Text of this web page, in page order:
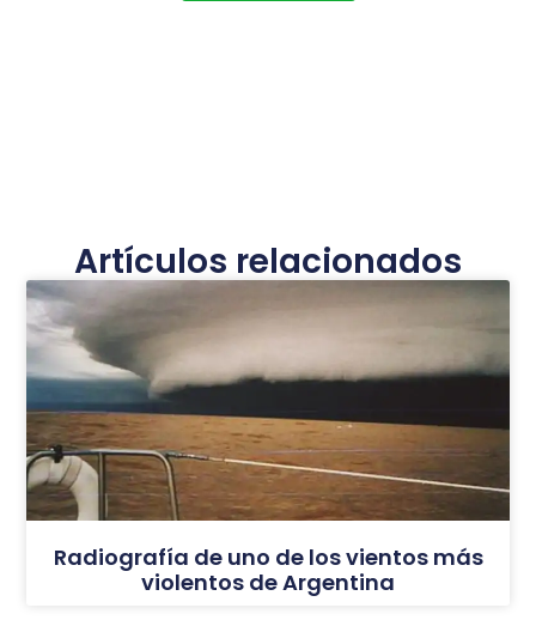
Artículos relacionados
Radiografía de uno de los vientos más
violentos de Argentina